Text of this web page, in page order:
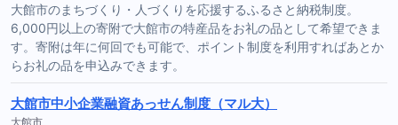
大館市のまちづくり・人づくりを応援するふるさと納税制度。
6,000円以上の寄附で大館市の特産品をお礼の品として希望できま
す。寄附は年に何回でも可能で、ポイント制度を利用すればあとか
らお礼の品を申込みできます。
大館市中小企業融資あっせん制度（マル大）
大館市